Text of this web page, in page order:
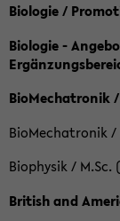
Biologie /
Biologie -
BioMechatronik /
BioMechatronik /
Biophysik / M.Sc.
British and